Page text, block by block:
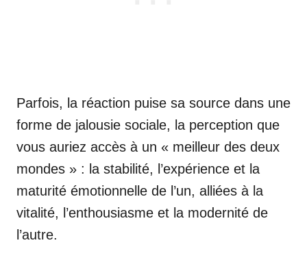
Parfois, la réaction puise sa source dans une
forme de jalousie sociale, la perception que
vous auriez accès à un « meilleur des deux
mondes » : la stabilité, l’expérience et la
maturité émotionnelle de l’un, alliées à la
vitalité, l’enthousiasme et la modernité de
l’autre.